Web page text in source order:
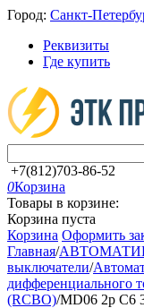
Город: Санкт-
Реквизиты
Где купить
+7(812)703-86-52
0Корзина
Товары в корзине:
Корзина пуста
Корзина Оформить
Главная/
выключатели/
дифференциального
(RCBO)/MD06 2р C6